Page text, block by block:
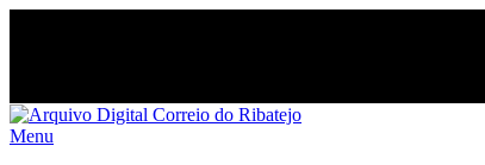
Saltar
para
Menu